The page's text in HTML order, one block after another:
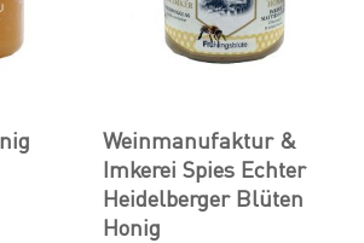
Weinmanufaktur &
Imkerei Spies Echter
Heidelberger Blüten
Honig